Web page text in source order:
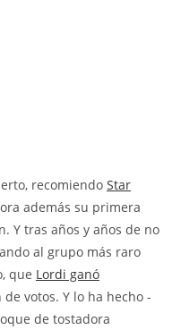
recomiendo Star
además su primera
Y tras años y años de no
al grupo más raro
que Lordi ganó
votos. Y lo ha hecho -
de tostadora